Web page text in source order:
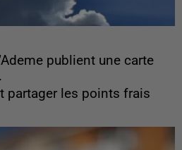
publient une carte
partager les points frais